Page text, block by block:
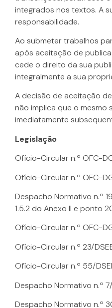
integrados nos textos. A
responsabilidade.
Ao submeter trabalhos
após aceitação de
cede o direito da sua
integralmente a sua
A decisão de aceitação
não implica que o mesmo
imediatamente
Legislação
Ofício-Circular n.º OFC-
Ofício-Circular n.º OFC-
Despacho Normativo n.º
1.5.2 do Anexo II e ponto
Ofício-Circular n.º OFC-
Ofício-Circular n.º 23/
Ofício-Circular n.º 55/
Despacho Normativo n.º
Despacho Normativo n.º